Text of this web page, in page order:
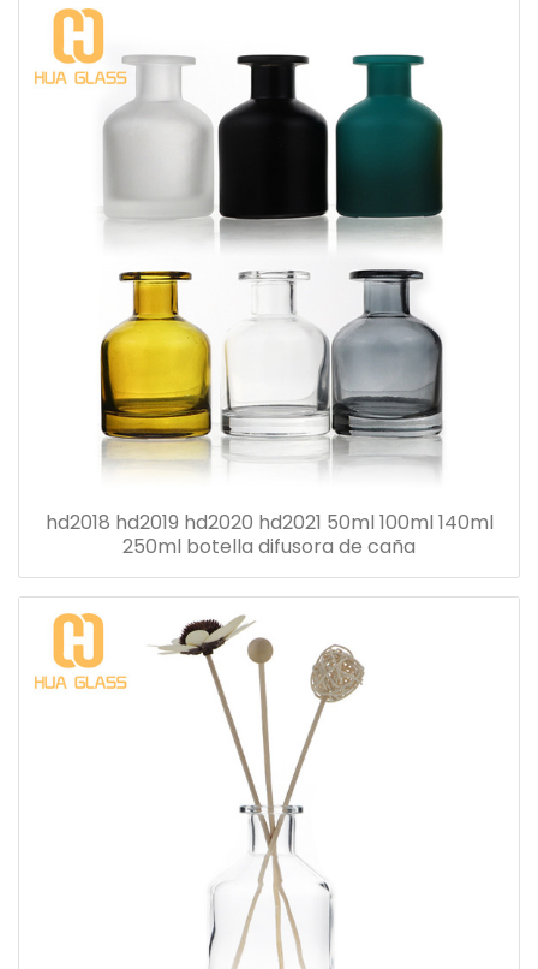
hd2018 hd2019 hd2020 hd2021 50ml 100ml 140ml
250ml botella difusora de caña